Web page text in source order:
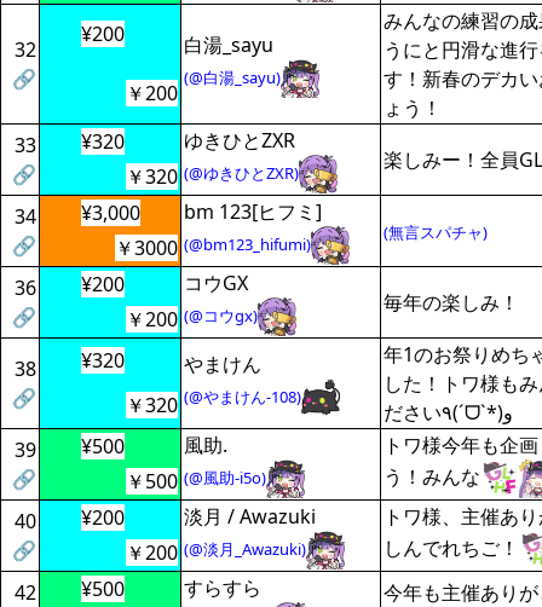
32
🔗
¥200 白湯_sayu
(@白湯_sayu)
みんなの練習の
うにと円滑な進
す！新春のデカ
ょう！
￥200
33
🔗
¥320 ゆきひとZXR
(@ゆきひとZXR)
楽しみー！全員
￥320
34
🔗
¥3,000 bm 123[ヒフミ]
(@bm123_hifumi)
(無言スパチャ)
￥3000
36
🔗
¥200 コウGX
(@コウgx)
毎年の楽しみ！
￥200
38
🔗
¥320 やまけん
(@やまけん-108)
年1のお祭りめち
した！トワ様も
ださい٩(ˊᗜˋ*)و
￥320
39
🔗
¥500 風助.
(@風助-i5o)
トワ様今年も企
う！みんな
￥500
40
🔗
¥200 淡月 / Awazuki
(@淡月_Awazuki)
トワ様、主催あ
しんでれちご！
￥200
42
¥500 すらすら
今年も主催あり